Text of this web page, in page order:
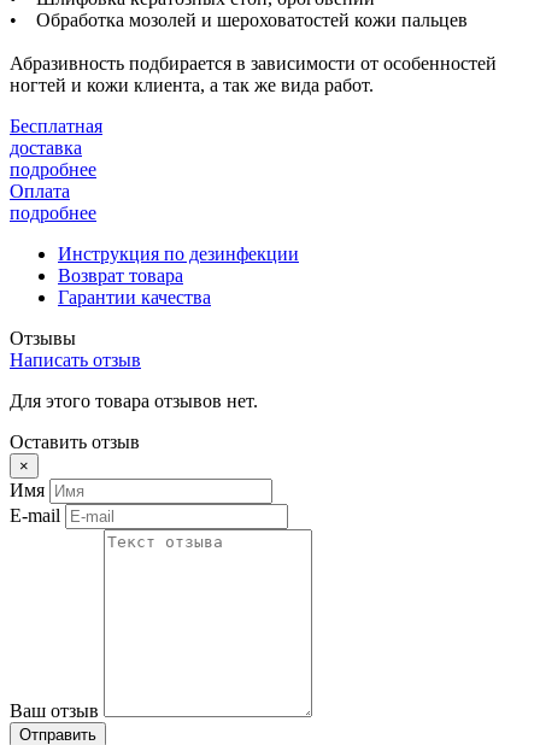
• Обработка мозолей и шероховатостей кожи пальцев
Абразивность подбирается в зависимости от особенностей
ногтей и кожи клиента, а так же вида работ.
Бесплатная
доставка
подробнее
Оплата
подробнее
Инструкция по дезинфекции
Возврат товара
Гарантии качества
Отзывы
Написать отзыв
Для этого товара отзывов нет.
Оставить отзыв
×
Имя
E-mail
Ваш отзыв
Отправить